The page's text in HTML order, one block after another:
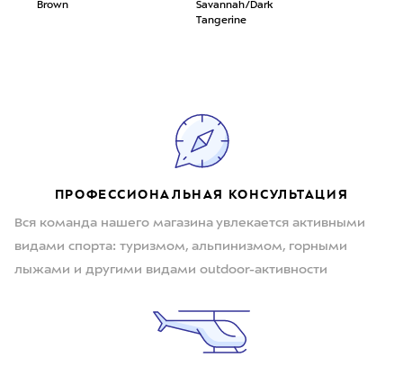
Brown
Savannah/Dark
Tangerine
ПРОФЕССИОНАЛЬНАЯ КОНСУЛЬТАЦИЯ
Вся команда нашего магазина увлекается активными
видами спорта: туризмом, альпинизмом, горными
лыжами и другими видами outdoor-активности